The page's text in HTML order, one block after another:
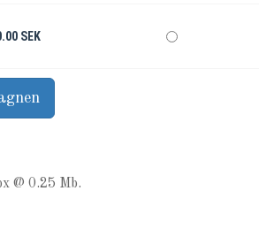
SEK
@ 0.25 Mb.